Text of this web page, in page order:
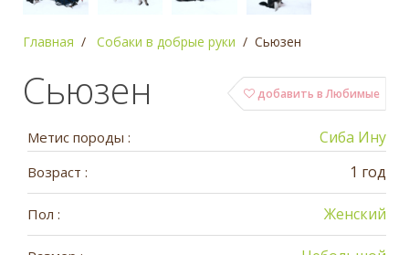
Главная Собаки в добрые руки Сьюзен
добавить в Любимые
Сьюзен
Метис породы : Сиба Ину
Возраст : 1 год
Пол : Женский